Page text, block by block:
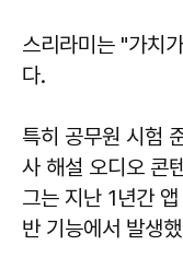
스리라미는 "가치
다.
특히 공무원 시험
사 해설 오디오 콘
그는 지난 1년간
반 기능에서 발생